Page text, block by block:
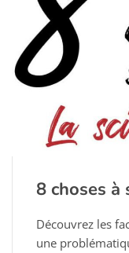
8 choses
Découvrez les
une